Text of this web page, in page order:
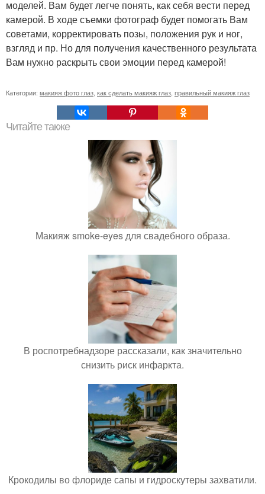
моделей. Вам будет легче понять, как себя вести перед
камерой. В ходе съемки фотограф будет помогать Вам
советами, корректировать позы, положения рук и ног,
взгляд и пр. Но для получения качественного результата
Вам нужно раскрыть свои эмоции перед камерой!
Категории: макияж фото глаз как сделать макияж глаз правильный макияж глаз
Читайте также
Макияж smoke-eyes для свадебного образа.
В роспотребнадзоре рассказали, как значительно
снизить риск инфаркта.
Крокодилы во флориде сапы и гидроскутеры захватили.